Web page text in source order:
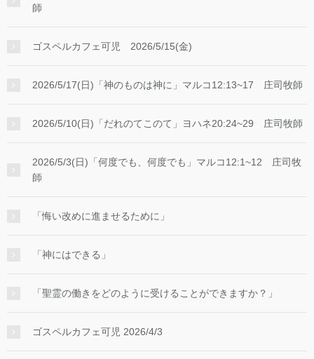
師
ゴスペルカフェ可児 2026/5/15(金)
2026/5/17(日)「神のものは神に」マルコ12:13~17 庄司牧師
2026/5/10(日)「だれのてこのて」ヨハネ20:24~29 庄司牧師
2026/5/3(日)「何度でも、何度でも」マルコ12:1~12 庄司牧
師
「悔い改めに進ませるために」
「神にはできる」
「聖霊の働きをどのように受けることができますか？」
ゴスペルカフェ可児 2026/4/3